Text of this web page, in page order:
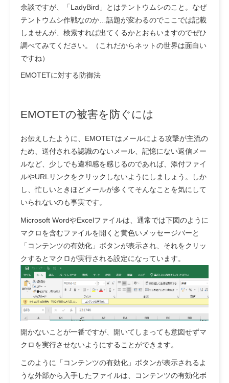
余談ですが、「LadyBird」とはテントウムシのこと。なぜ
テントウムシ作戦なのか…話題が変わるのでここでは記載
しませんが、検索すれば出てくるかとおもいますのでぜひ
調べてみてください。（これだからネットの世界は面白い
ですね）
EMOTETに対する防御法
EMOTETの被害を防ぐには
お伝えしたように、EMOTETはメールによる攻撃が主流の
ため、送付される認識のないメール、記憶にない返信メー
ルなど、少しでも違和感を感じるのであれば、添付ファイ
ルやURLリンクをクリックしないようにしましょう。
しか
し、忙しいときほどメールが多くてそんなことを気にして
いられないのも事実です。
Microsoft WordやExcelファイルは、通常では下図のように
マクロを含むファイルを開くと黄色いメッセージバーと
「コンテンツの有効化」ボタンが表示され、それをクリッ
クするとマクロが実行される設定になっています。
開かないことが一番ですが、開いてしまっても意図せずマ
クロを実行させないようにすることができます。
このように「コンテンツの有効化」ボタンが表示されるよ
うな外部から入手したファイルは、コンテンツの有効化ボ